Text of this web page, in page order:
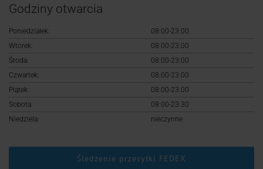
Godziny otwarcia
Poniedziałek:
08:00-23:00
Wtorek:
08:00-23:00
Środa:
08:00-23:00
Czwartek:
08:00-23:00
Piątek:
08:00-23:00
Sobota:
08:00-23:30
Niedziela:
nieczynne
Śledzenie przesyłki FEDEX